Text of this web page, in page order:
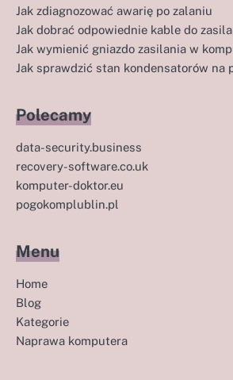
Jak zdiagnozować awarię po zalaniu
Jak dobrać odpowiednie kable do
Jak wymienić gniazdo zasilania w
Jak sprawdzić stan kondensatorów na
Polecamy
data-security.business
recovery-software.co.uk
komputer-doktor.eu
pogokomplublin.pl
Menu
Home
Blog
Kategorie
Naprawa komputera